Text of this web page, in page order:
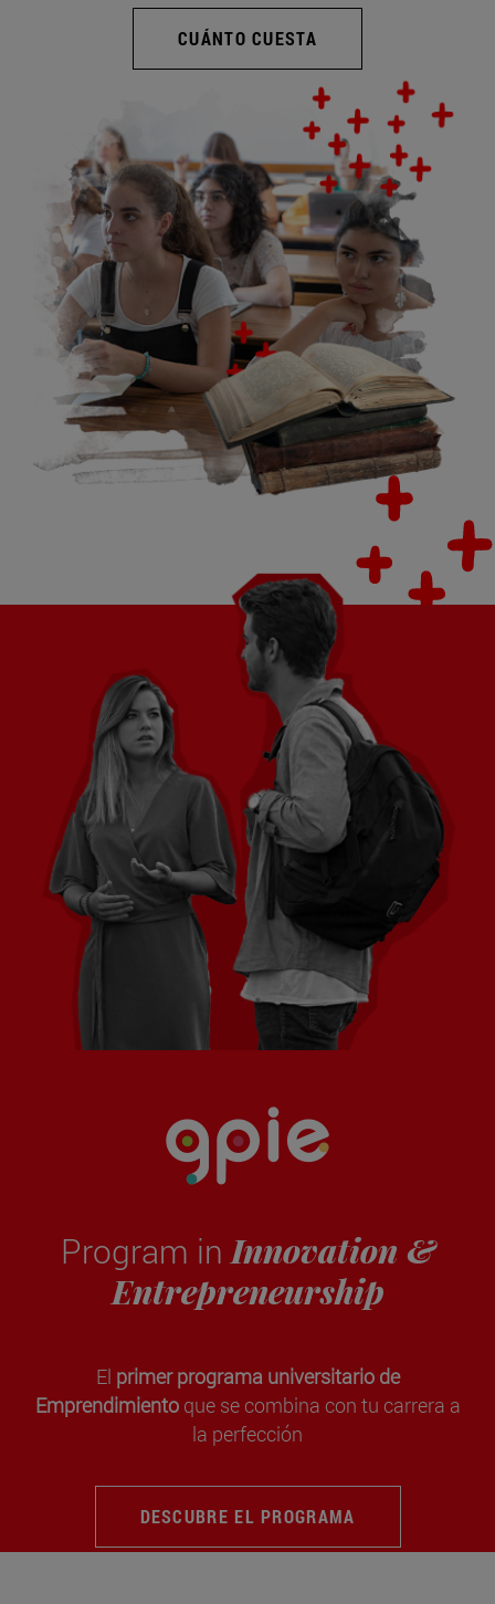
CUÁNTO CUESTA
Program inInnovation &
Entrepreneurship
El primer programa universitario de
Emprendimientoque se combina con tu carrera a
la perfección
DESCUBRE EL PROGRAMA